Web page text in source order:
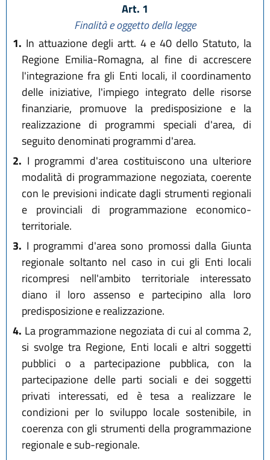
Art. 1
Finalità e oggetto della legge
1. In attuazione degli artt. 4 e 40 dello Statuto, la
Regione Emilia-Romagna, al fine di accrescere
l'integrazione fra gli Enti locali, il coordinamento
delle iniziative, l'impiego integrato delle risorse
finanziarie, promuove la predisposizione e la
realizzazione di programmi speciali d'area, di
seguito denominati programmi d'area.
2. I programmi d'area costituiscono una ulteriore
modalità di programmazione negoziata, coerente
con le previsioni indicate dagli strumenti regionali
e provinciali di programmazione economico-
territoriale.
3. I programmi d'area sono promossi dalla Giunta
regionale soltanto nel caso in cui gli Enti locali
ricompresi nell'ambito territoriale interessato
diano il loro assenso e partecipino alla loro
predisposizione e realizzazione.
4. La programmazione negoziata di cui al comma 2,
si svolge tra Regione, Enti locali e altri soggetti
pubblici o a partecipazione pubblica, con la
partecipazione delle parti sociali e dei soggetti
privati interessati, ed è tesa a realizzare le
condizioni per lo sviluppo locale sostenibile, in
coerenza con gli strumenti della programmazione
regionale e sub-regionale.